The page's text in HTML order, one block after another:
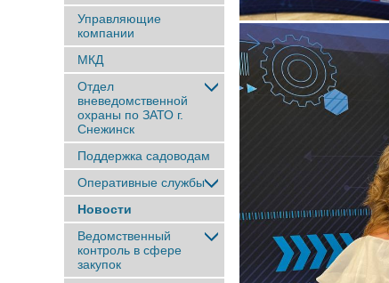
Управляющие
компании
МКД
Отдел
вневедомственной
охраны по ЗАТО г.
Снежинск
Поддержка садоводам
Оперативные службы
Новости
Ведомственный
контроль в сфере
закупок